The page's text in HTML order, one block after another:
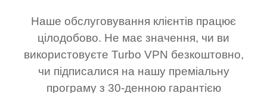
Наше обслуговування клієнтів працює
цілодобово. Не має значення, чи ви
використовуєте Turbo VPN безкоштовно,
чи підписалися на нашу преміальну
програму з 30-денною гарантією